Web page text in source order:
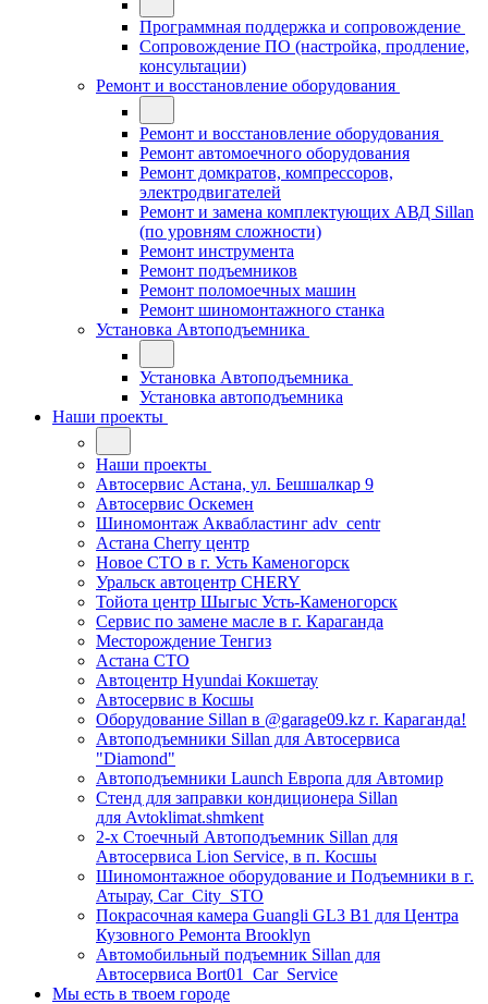
Программная поддержка и сопровождение
Сопровождение ПО (настройка, продление,
консультации)
Ремонт и восстановление оборудования
Ремонт и восстановление оборудования
Ремонт автомоечного оборудования
Ремонт домкратов, компрессоров,
электродвигателей
Ремонт и замена комплектующих АВД Sillan
(по уровням сложности)
Ремонт инструмента
Ремонт подъемников
Ремонт поломоечных машин
Ремонт шиномонтажного станка
Установка Автоподъемника
Установка Автоподъемника
Установка автоподъемника
Наши проекты
Наши проекты
Автосервис Астана, ул. Бешшалкар 9
Автосервис Оскемен
Шиномонтаж Аквабластинг adv_centr
Астана Cherry центр
Новое СТО в г. Усть Каменогорск
Уральск автоцентр CHERY
Тойота центр Шыгыс Усть-Каменогорск
Сервис по замене масле в г. Караганда
Месторождение Тенгиз
Астана СТО
Автоцентр Hyundai Кокшетау
Автосервис в Косшы
Оборудование Sillan в @garage09.kz г. Караганда!
Автоподъемники Sillan для Автосервиса
"Diamond"
Автоподъемники Launch Европа для Автомир
Стенд для заправки кондиционера Sillan
для Avtoklimat.shmkent
2-х Стоечный Автоподъемник Sillan для
Автосервиса Lion Service, в п. Косшы
Шиномонтажное оборудование и Подъемники в г.
Атырау, Car_City_STO
Покрасочная камера Guangli GL3 B1 для Центра
Кузовного Ремонта Brooklyn
Автомобильный подъемник Sillan для
Автосервиса Bort01_Car_Service
Мы есть в твоем городе